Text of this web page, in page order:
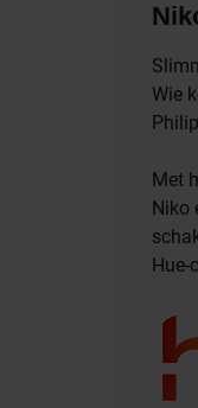
Wie
Met
Niko
Hue-